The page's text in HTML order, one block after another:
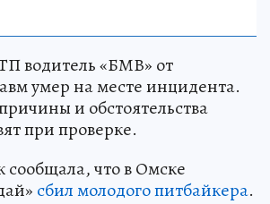
водитель «БМВ» от
умер на месте инцидента.
и обстоятельства
при проверке.
что в Омске
сбил молодого питбайкера.